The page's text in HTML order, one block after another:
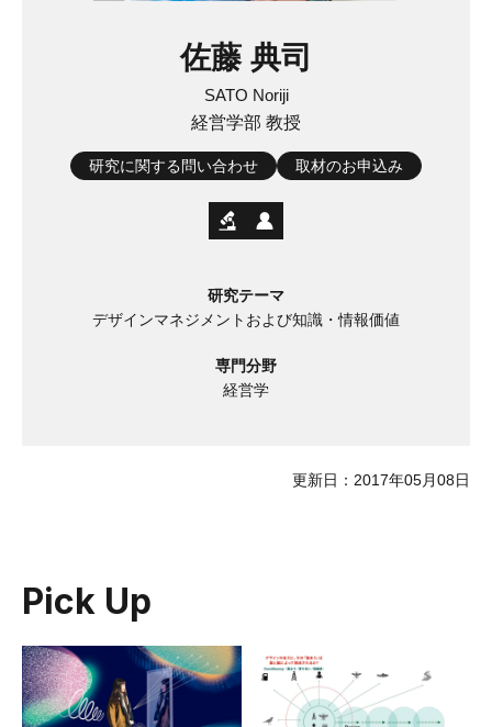
佐藤 典司
SATO Noriji
経営学部 教授
研究に関する問い合わせ 取材のお申込み
研究テーマ
デザインマネジメントおよび知識・情報価値
専門分野
経営学
更新日：2017年05月08日
Pick Up